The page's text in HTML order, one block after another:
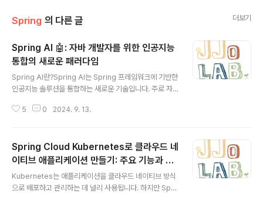
Spring 의 다른 글 더보기
Spring AI 🤖: 자바 개발자를 위한 인공지능
통합의 새로운 패러다임
Spring AI란?Spring AI는 Spring 프레임워크에 기반한
인공지능 솔루션을 통합하는 새로운 기술입니다. 주로 자
같은 다른 기술 스택에 의존하지 않고도 강력한 AI 모델을
다.Spring AI는 기존의 RestTemplate, WebClient 등
과 같은 HTTP 클라이언트를 직접 사용하지 않고, 스프링
의 추상화를 통해 더 직관적이고 간편하게 AI 서비스를 호
출할 수 있게 해줍니다​​.Spring AI의 주요 특징 및 장점자
바 기반의 AI 통합: Python 기반의 AI 라이브러리 사용을
5 0 2024. 9. 13.
Spring Cloud Kubernetes로 클라우드 네
이티브 애플리케이션 만들기: 주요 기능과 도
입 장점
Kubernetes는 애플리케이션을 클라우드 네이티브 방식
으로 배포하고 관리하는 데 널리 사용됩니다. 하지만 Spri